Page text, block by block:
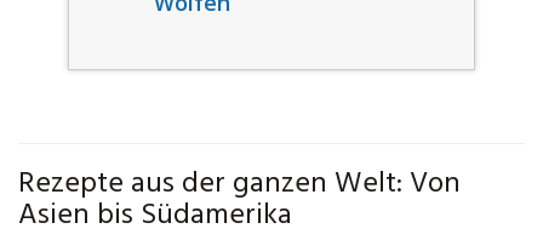
Rezepte aus der ganzen Welt: Von
Asien bis Südamerika